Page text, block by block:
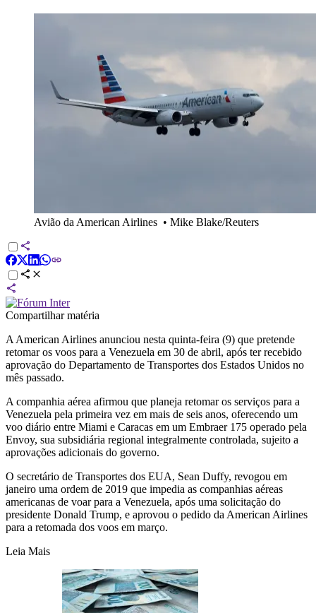
Avião da American Airlines • Mike Blake/Reuters
Compartilhar matéria
A American Airlines anunciou nesta quinta-feira (9) que pretende
retomar os voos para a Venezuela em 30 de abril, após ter recebido
aprovação do Departamento de Transportes dos Estados Unidos no
mês passado.
A companhia aérea afirmou que planeja retomar os serviços para a
Venezuela pela primeira vez em mais de seis anos, oferecendo um
voo diário entre Miami e Caracas em um Embraer 175 operado pela
Envoy, sua subsidiária regional integralmente controlada, sujeito a
aprovações adicionais do governo.
O secretário de Transportes dos EUA, Sean Duffy, revogou em
janeiro uma ordem de 2019 que impedia as companhias aéreas
americanas de voar para a Venezuela, após uma solicitação do
presidente Donald Trump, e aprovou o pedido da American Airlines
para a retomada dos voos em março.
Leia Mais